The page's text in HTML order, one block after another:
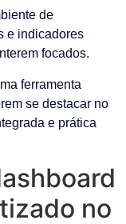
de
e indicadores
focados.
ferramenta
se destacar no
e prática
no